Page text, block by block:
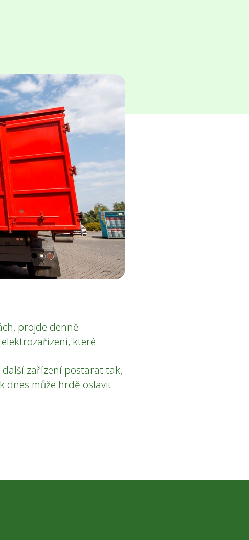
projde denně
které
zařízení postarat tak,
dnes může hrdě oslavit